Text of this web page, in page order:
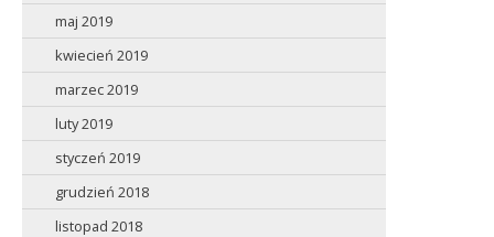
maj 2019
kwiecień 2019
marzec 2019
luty 2019
styczeń 2019
grudzień 2018
listopad 2018